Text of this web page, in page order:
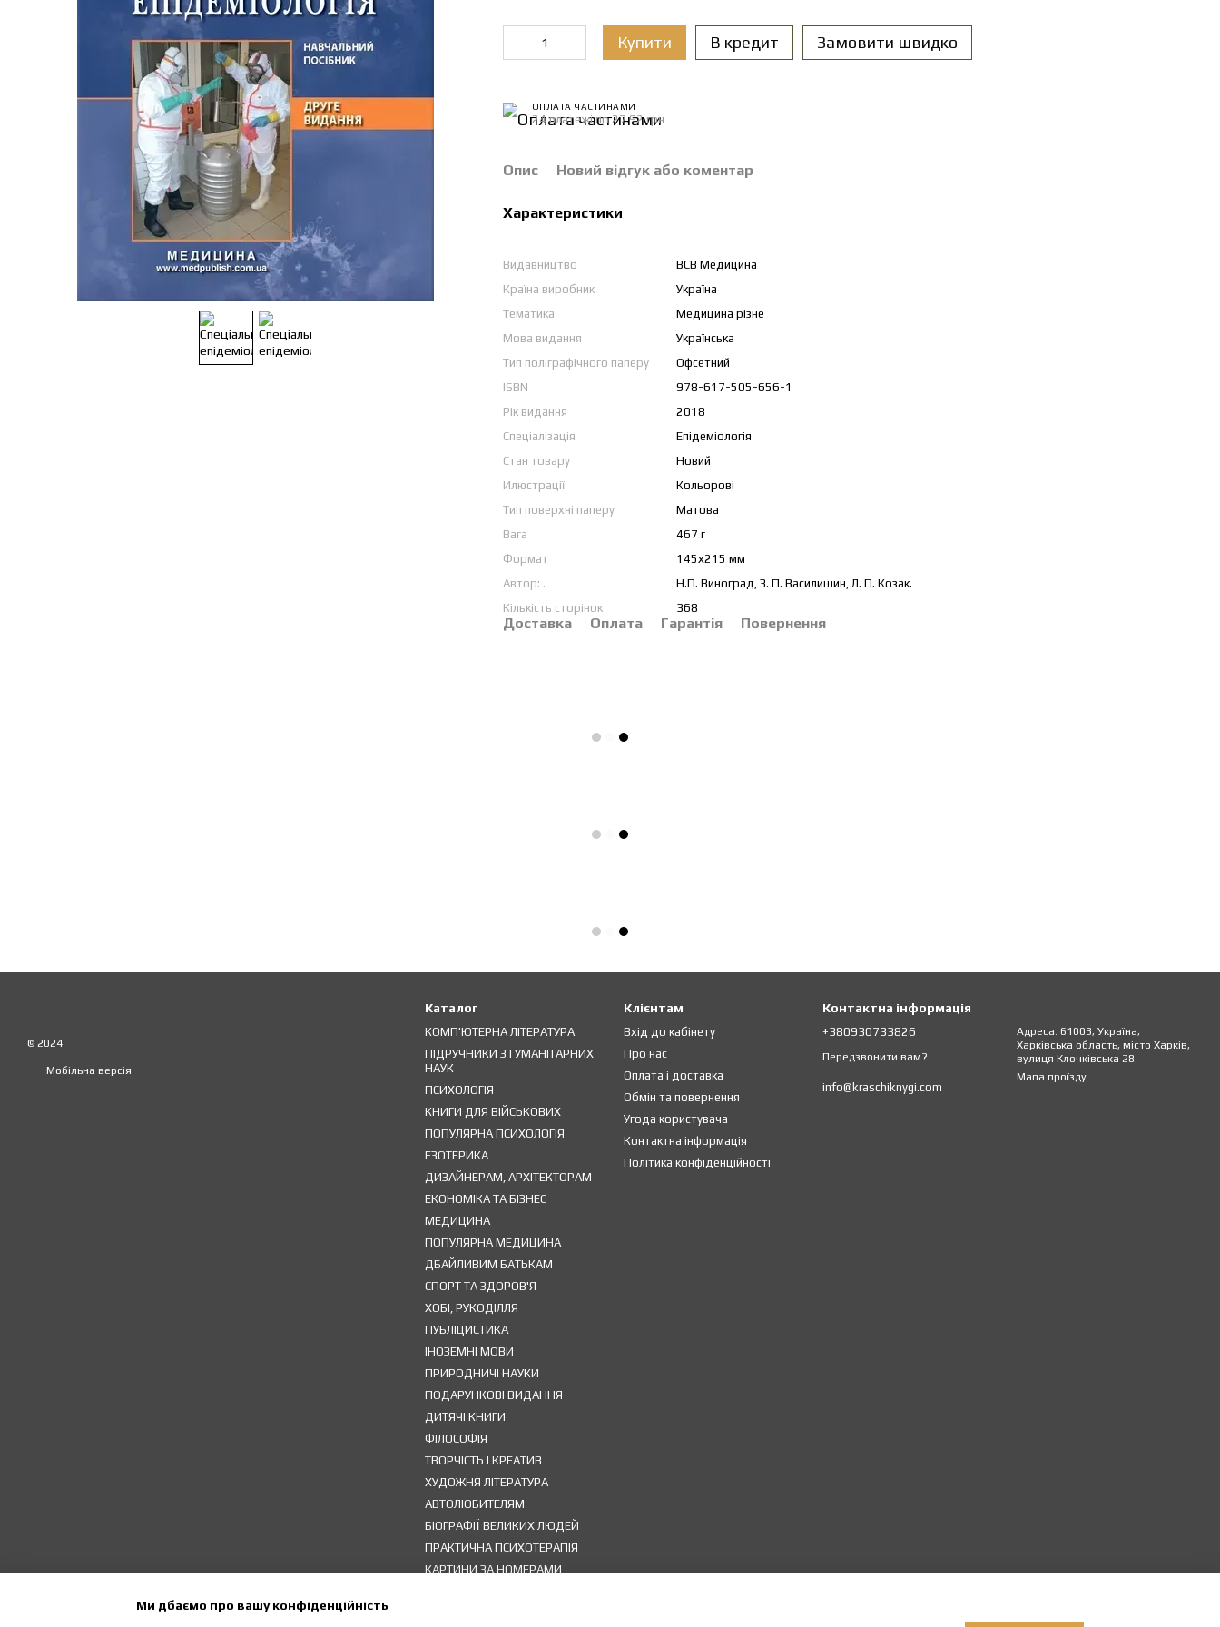
Купити В кредит Замовити швидко
ОПЛАТА ЧАСТИНАМИ
24 платежі по 27.92 грн
Опис Новий відгук або коментар
Характеристики
Видавництво
ВСВ Медицина
Країна виробник
Україна
Тематика
Медицина різне
Мова видання
Українська
Тип поліграфічного паперу
Офсетний
ISBN
978-617-505-656-1
Рік видання
2018
Спеціалізація
Епідеміологія
Стан товару
Новий
Илюстрації
Кольорові
Тип поверхні паперу
Матова
Вага
467 г
Формат
145х215 мм
Автор: .
Н.П. Виноград, З. П. Василишин, Л. П. Козак.
Кількість сторінок
368
Доставка Оплата Гарантія Повернення
© 2024
Мобільна версія
Каталог
КОМП'ЮТЕРНА ЛІТЕРАТУРА
ПІДРУЧНИКИ З ГУМАНІТАРНИХ
НАУК
ПСИХОЛОГІЯ
КНИГИ ДЛЯ ВІЙСЬКОВИХ
ПОПУЛЯРНА ПСИХОЛОГІЯ
ЕЗОТЕРИКА
ДИЗАЙНЕРАМ, АРХІТЕКТОРАМ
ЕКОНОМІКА ТА БІЗНЕС
МЕДИЦИНА
ПОПУЛЯРНА МЕДИЦИНА
ДБАЙЛИВИМ БАТЬКАМ
СПОРТ ТА ЗДОРОВ'Я
ХОБІ, РУКОДІЛЛЯ
ПУБЛІЦИСТИКА
ІНОЗЕМНІ МОВИ
ПРИРОДНИЧІ НАУКИ
ПОДАРУНКОВІ ВИДАННЯ
ДИТЯЧІ КНИГИ
ФІЛОСОФІЯ
ТВОРЧІСТЬ І КРЕАТИВ
ХУДОЖНЯ ЛІТЕРАТУРА
АВТОЛЮБИТЕЛЯМ
БІОГРАФІЇ ВЕЛИКИХ ЛЮДЕЙ
ПРАКТИЧНА ПСИХОТЕРАПІЯ
КАРТИНИ ЗА НОМЕРАМИ
Клієнтам
Вхід до кабінету
Про нас
Оплата і доставка
Обмін та повернення
Угода користувача
Контактна інформація
Політика конфіденційності
Контактна інформація
+380930733826
Передзвонити вам?
info@kraschiknygi.com
Адреса: 61003, Україна,
Харківська область, місто Харків,
вулиця Клочківська 28.
Мапа проїзду
Ми дбаємо про вашу конфіденційність